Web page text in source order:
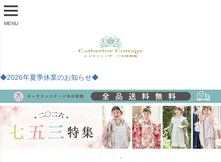
MENU
◆2026年夏季休業のお知らせ◆